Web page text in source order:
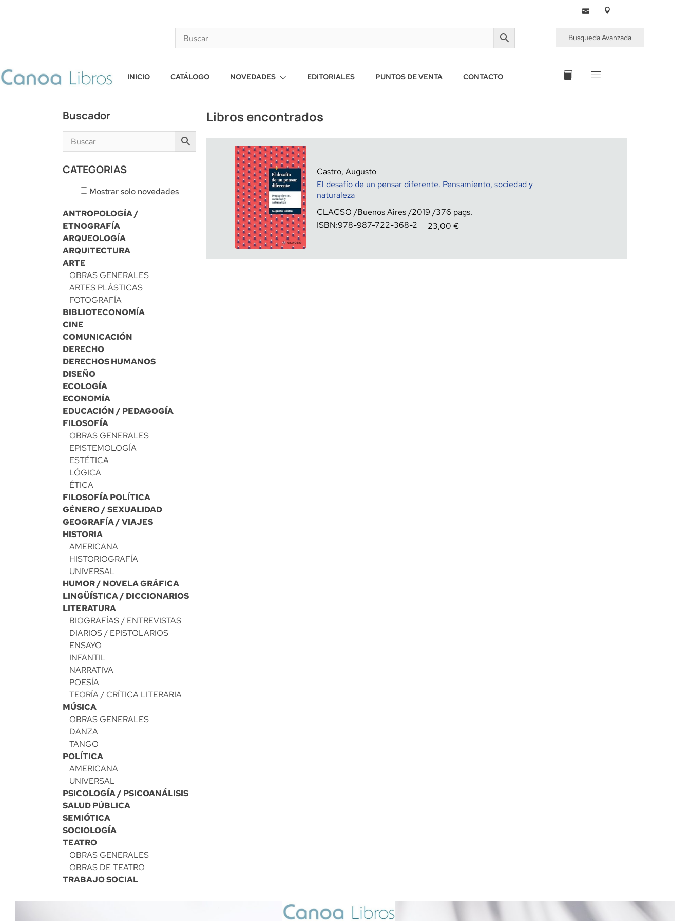
Busqueda Avanzada
INICIO CATÁLOGO NOVEDADES EDITORIALES PUNTOS DE VENTA CONTACTO
Buscador
CATEGORIAS
Mostrar solo novedades
ANTROPOLOGÍA /
ETNOGRAFÍA
ARQUEOLOGÍA
ARQUITECTURA
ARTE
OBRAS GENERALES
ARTES PLÁSTICAS
FOTOGRAFÍA
BIBLIOTECONOMÍA
CINE
COMUNICACIÓN
DERECHO
DERECHOS HUMANOS
DISEÑO
ECOLOGÍA
ECONOMÍA
EDUCACIÓN / PEDAGOGÍA
FILOSOFÍA
OBRAS GENERALES
EPISTEMOLOGÍA
ESTÉTICA
LÓGICA
ÉTICA
FILOSOFÍA POLÍTICA
GÉNERO / SEXUALIDAD
GEOGRAFÍA / VIAJES
HISTORIA
AMERICANA
HISTORIOGRAFÍA
UNIVERSAL
HUMOR / NOVELA GRÁFICA
LINGÜÍSTICA / DICCIONARIOS
LITERATURA
BIOGRAFÍAS / ENTREVISTAS
DIARIOS / EPISTOLARIOS
ENSAYO
INFANTIL
NARRATIVA
POESÍA
TEORÍA / CRÍTICA LITERARIA
MÚSICA
OBRAS GENERALES
DANZA
TANGO
POLÍTICA
AMERICANA
UNIVERSAL
PSICOLOGÍA / PSICOANÁLISIS
SALUD PÚBLICA
SEMIÓTICA
SOCIOLOGÍA
TEATRO
OBRAS GENERALES
OBRAS DE TEATRO
TRABAJO SOCIAL
Libros encontrados
Castro, Augusto
El desafío de un pensar diferente. Pensamiento, sociedad y
naturaleza
CLACSO
Buenos Aires 2019 376
ISBN:978-987-722-368-2 23,00 €